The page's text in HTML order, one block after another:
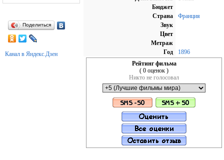
Поделиться
Канал в Яндекс.Дзен
Бюджет
Страна
Франция
Звук
Цвет
Метраж
Год
1896
Рейтинг фильма
( 0 оценок )
Никто не голосовал